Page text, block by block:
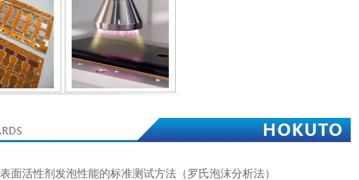
面活性剂发泡性能的标准测试方法（罗氏泡沫分析法）